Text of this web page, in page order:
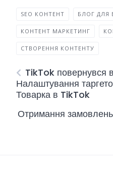
SEO КОНТЕНТ БЛОГ ДЛЯ
КОНТЕНТ МАРКЕТИНГ
СТВОРЕННЯ КОНТЕНТУ
TikTok повернувся
Налаштування
Товарка в TikTok
Отримання